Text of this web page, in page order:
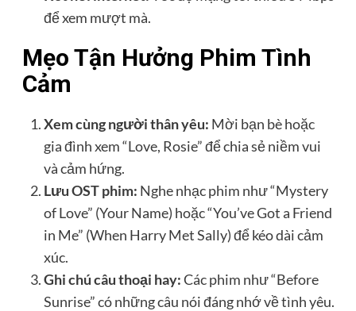
để xem mượt mà.
Mẹo Tận Hưởng Phim Tình
Cảm
Xem cùng người thân yêu: Mời bạn bè hoặc
gia đình xem “Love, Rosie” để chia sẻ niềm vui
và cảm hứng.
Lưu OST phim: Nghe nhạc phim như “Mystery
of Love” (Your Name) hoặc “You’ve Got a Friend
in Me” (When Harry Met Sally) để kéo dài cảm
xúc.
Ghi chú câu thoại hay:Các phim như “Before
Sunrise” có những câu nói đáng nhớ về tình yêu.